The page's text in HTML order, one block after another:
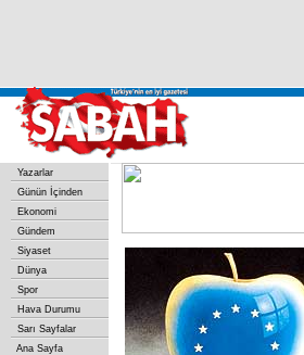
Yazarlar
Günün İçinden
Ekonomi
Gündem
Siyaset
Dünya
Spor
Hava Durumu
Sarı Sayfalar
Ana Sayfa